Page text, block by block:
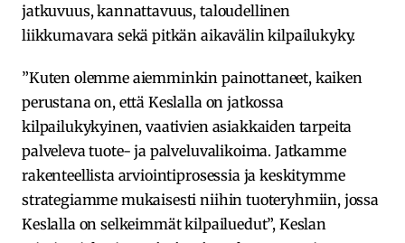
jatkuvuus, kannattavuus, taloudellinen
liikkumavara sekä pitkän aikavälin kilpailukyky.
”Kuten olemme aiemminkin painottaneet, kaiken
perustana on, että Keslalla on jatkossa
kilpailukykyinen, vaativien asiakkaiden tarpeita
palveleva tuote- ja palveluvalikoima. Jatkamme
rakenteellista arviointiprosessia ja keskitymme
strategiamme mukaisesti niihin tuoteryhmiin, jossa
Keslalla on selkeimmät kilpailuedut”, Keslan